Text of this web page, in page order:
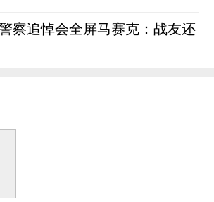
察追悼会全屏马赛克：战友还